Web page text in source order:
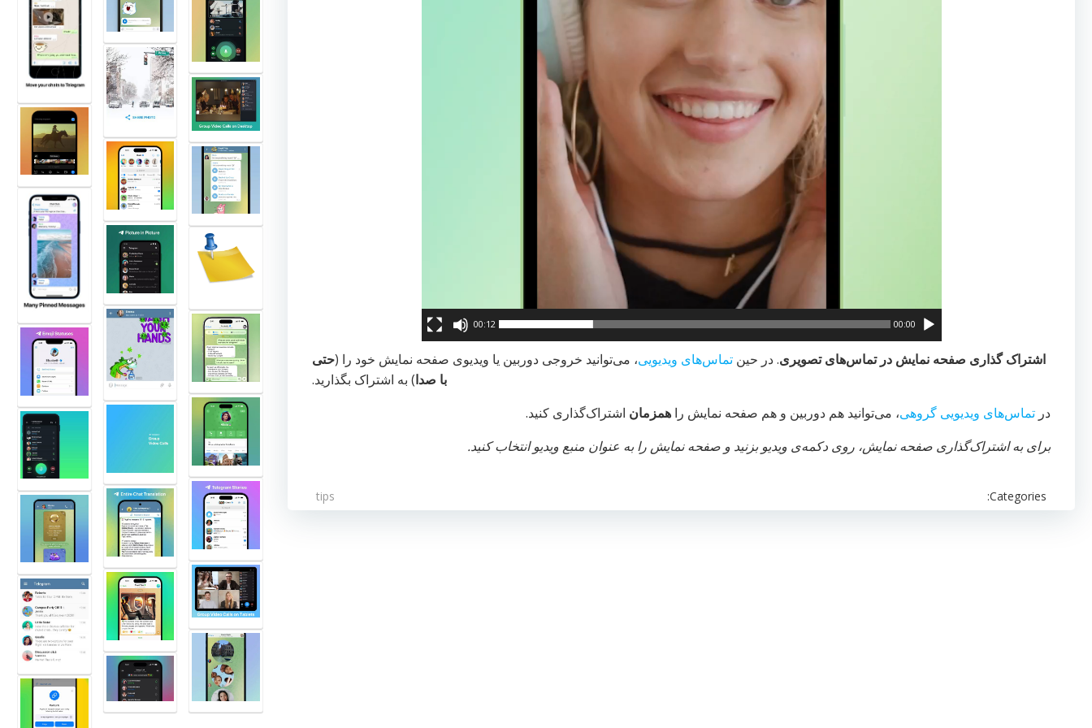
00:00
00:12
اشتراک گذاری صفحه نمایش در تماس‌های تصویری. در حین تماس‌های ویدیویی، می‌توانید خروجی دوربین یا ویدیوی صفحه نمایش خود را (حتی
با صدا) به اشتراک بگذارید.
در تماس‌های ویدیویی گروهی، می‌توانید هم دوربین و هم صفحه نمایش را همزمان اشتراک‌گذاری کنید.
برای به اشتراک‌گذاری صفحه نمایش، روی دکمه‌ی ویدیو بزنید و صفحه نمایش را به عنوان منبع ویدیو انتخاب کنید.
Categories:
tips